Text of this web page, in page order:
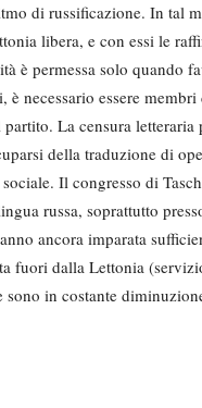
di russificazione. In tal
libera, e con essi le
è permessa solo quando
necessario essere
La censura
della traduzione di
Il congresso di
rus­sa, soprattutto
ancora impara­ta
fuori dalla Lettonia
in costante